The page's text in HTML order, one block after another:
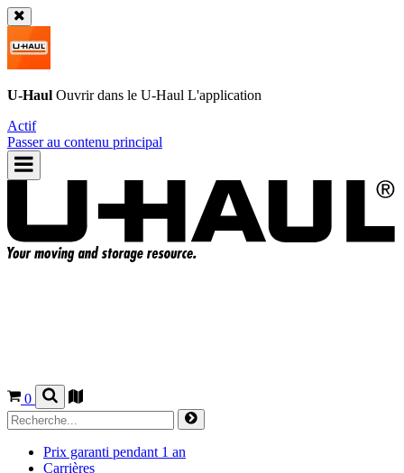
U-Haul Ouvrir dans le U-Haul L'application
Actif
Passer au contenu principal
0
Prix garanti pendant 1 an
Carrières